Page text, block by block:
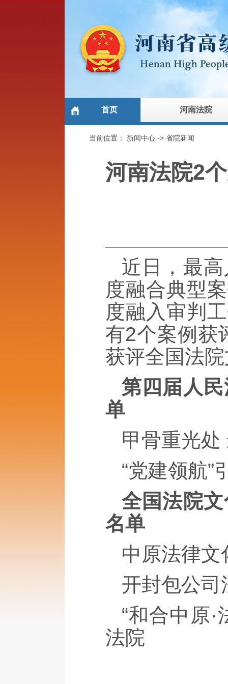
首页 河南法院
当前位置： 新闻中心 ->省院新闻
河南法院2
近日，最
度融合典型
度融入审判
有2个案例获
获评全国法
第四届人
单
甲骨重光
“党建领航
全国法院
名单
中原法律文
开封包公司
“和合中原
法院